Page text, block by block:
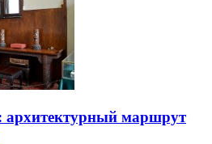
архитектурный маршрут